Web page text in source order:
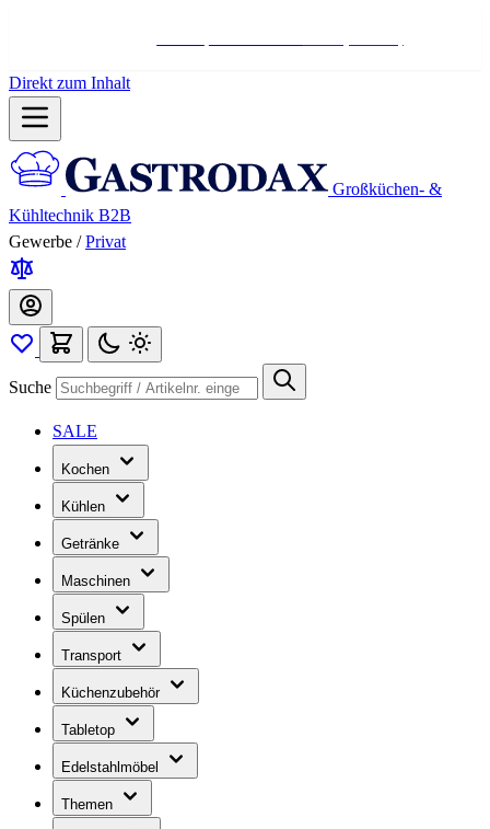
Direkt zum Inhalt
Großküchen- &
Kühltechnik B2B
Gewerbe / Privat
Suche
SALE
Kochen
Kühlen
Getränke
Maschinen
Spülen
Transport
Küchenzubehör
Tabletop
Edelstahlmöbel
Themen